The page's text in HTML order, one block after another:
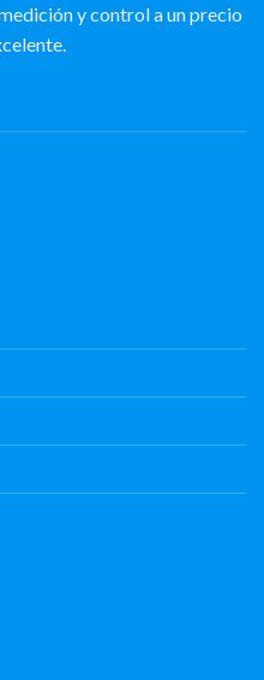
y control a un precio